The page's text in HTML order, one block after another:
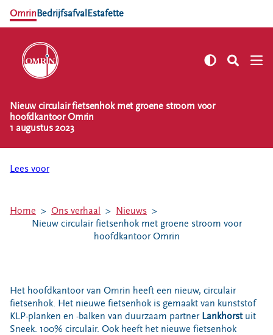
OmrinBedrijfsafval Estafette
NL EN
Zelf regelen
Omrin Afvalapp
Milieustraten
Milieupas aanvragen
Ons verhaal
Nieuws
Nieuw circulair fietsenhok met groene stroom voor
hoofdkantoor Omrin
1 augustus 2023
Lees voor
Home Ons verhaal
Nieuws
Nieuw circulair fietsenhok met groene stroom voor
hoofdkantoor Omrin
Het hoofdkantoor van Omrin heeft een nieuw, circulair
fietsenhok. Het nieuwe fietsenhok is gemaakt van kunststof
KLP-planken en -balken van duurzaam partner Lankhorstuit
Sneek. 100% circulair. Ook heeft het nieuwe fietsenhok